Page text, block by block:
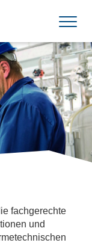
fachgerechte
und